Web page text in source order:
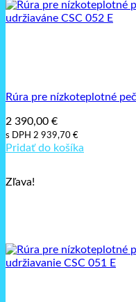
Rúra pre nízkoteplotné
2 390,00 €
s DPH 2 939,70 €
Pridať do košíka
Zľava!